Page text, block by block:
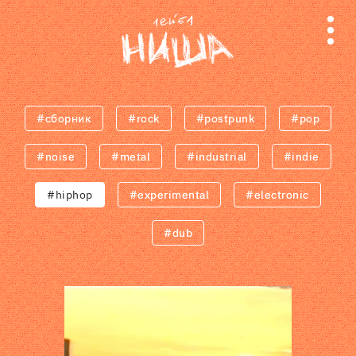
#cборник #rock #postpunk #pop
#noise #metal #industrial #indie
#hiphop #experimental #electronic
#dub